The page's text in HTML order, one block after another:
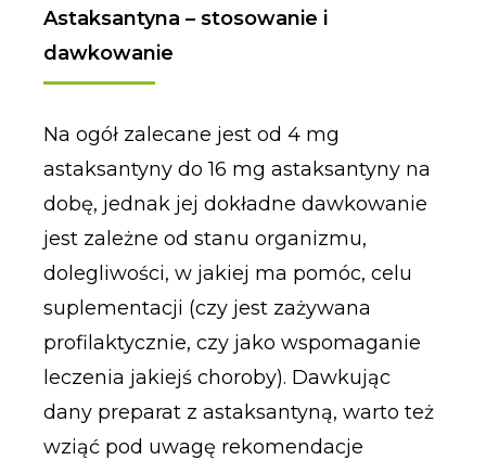
Astaksantyna – stosowanie i
dawkowanie
Na ogół zalecane jest od 4 mg
astaksantyny do 16 mg astaksantyny na
dobę, jednak jej dokładne dawkowanie
jest zależne od stanu organizmu,
dolegliwości, w jakiej ma pomóc, celu
suplementacji (czy jest zażywana
profilaktycznie, czy jako wspomaganie
leczenia jakiejś choroby). Dawkując
dany preparat z astaksantyną, warto też
wziąć pod uwagę rekomendacje